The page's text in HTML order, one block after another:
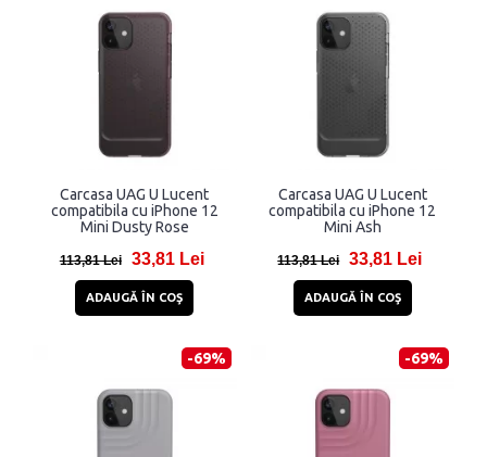
Carcasa UAG U Lucent
compatibila cu iPhone 12
Mini Dusty Rose
113,81 Lei 33,81 Lei
ADAUGĂ ÎN COŞ
Carcasa UAG U Lucent
compatibila cu iPhone 12
Mini Ash
113,81 Lei 33,81 Lei
ADAUGĂ ÎN COŞ
-69% -69%